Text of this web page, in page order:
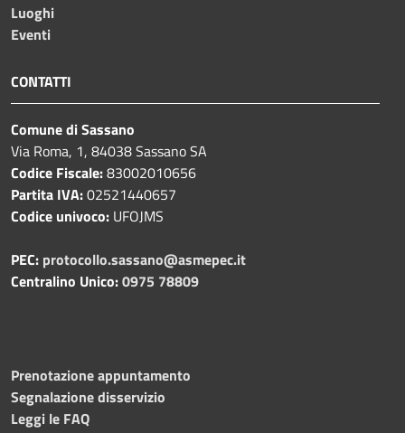
Luoghi
Eventi
CONTATTI
Comune di Sassano
Via Roma, 1, 84038 Sassano SA
Codice Fiscale:83002010656
Partita IVA:02521440657
Codice univoco: UFOJMS
PEC: protocollo.sassano@asmepec.it
Centralino Unico:0975 78809
Prenotazione appuntamento
Segnalazione disservizio
Leggi le FAQ